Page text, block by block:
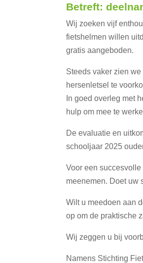
Betreft:
Wij zoeken vijf
fietshelmen willen
gratis aangeboden.
Steeds vaker zien
hersenletsel te
In goed overleg met
hulp om mee te
De evaluatie en
schooljaar 2025
Voor een
meenemen. Doet uw
Wilt u meedoen aan
op om de praktische
Wij zeggen u bij
Namens Stichting